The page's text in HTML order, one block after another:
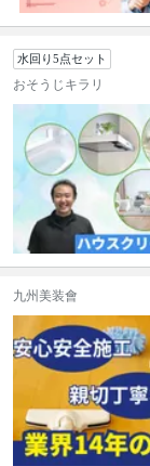
水回り5点セット
おそうじキラリ
九州美装會